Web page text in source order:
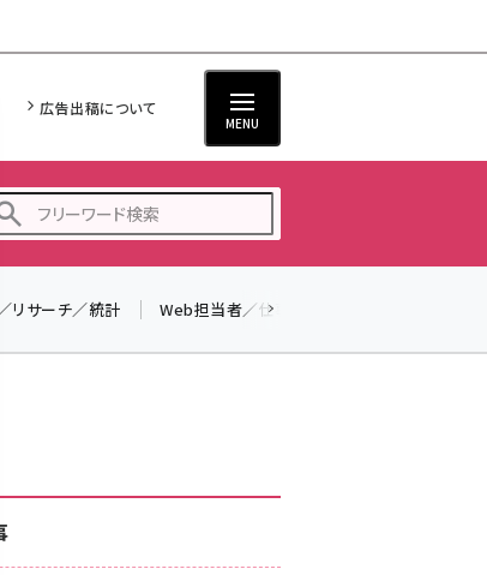
広告出稿について
MENU
z世代 (1623)
リサーチ／統計 Web担当者／仕事